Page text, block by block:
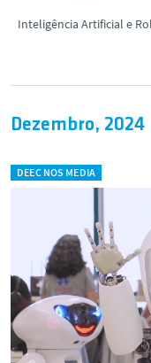
Inteligência Artificial e
Dezembro, 2024
DEEC NOS MEDIA